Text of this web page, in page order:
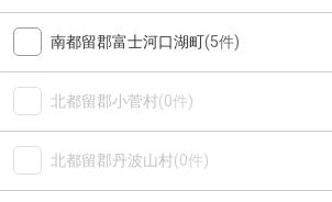
南都留郡富士河口湖町(5件)
北都留郡小菅村(0件)
北都留郡丹波山村(0件)